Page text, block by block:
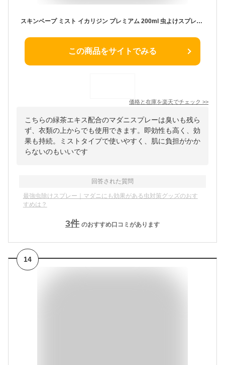
スキンベープ ミスト イカリジン プレミアム 200ml 虫よけスプレー 蚊よけ イエダニ マダニ イカリジン配合 服の上から 消臭成分配合 緑茶エキス 日本製 肌に優しい イヤなニオイが残らない フマキラー
この商品をサイトでみる
価格と在庫を楽天でチェック >>
こちらの緑茶エキス配合のマダニスプレーは臭いも残ら
ず、衣類の上からでも使用できます。即効性も高く、効
果も持続。ミストタイプで使いやすく、肌に負担がかか
らないのもいいです
回答された質問
最強虫除けスプレー｜マダニにも効果がある虫対策グッズのおす
すめは？
3件 のおすすめ口コミがあります
14